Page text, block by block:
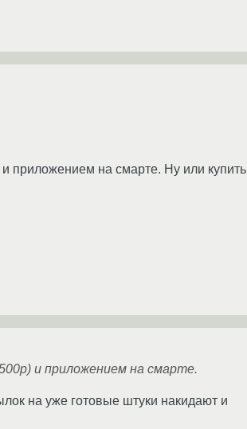
приложением на смарте. Ну или купить
и приложением на смарте.
на уже готовые штуки накидают и